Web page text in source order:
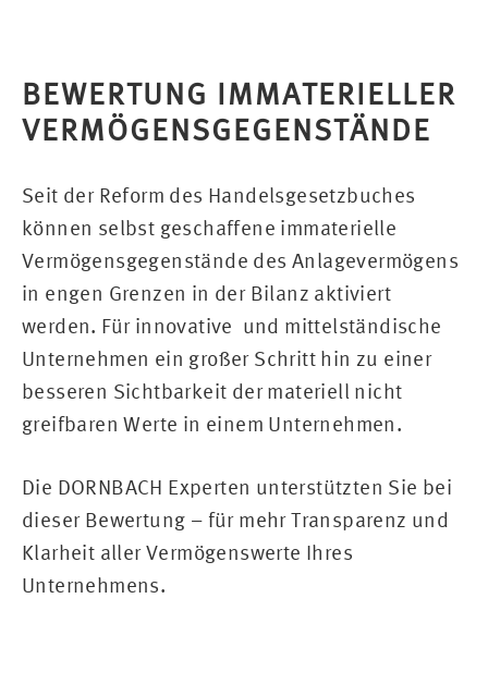
BEWERTUNG IMMATERIELLER
VERMÖGENSGEGENSTÄNDE
Seit der Reform des Handelsgesetzbuches
können selbst geschaffene immaterielle
Vermögensgegenstände des Anlagevermögens
in engen Grenzen in der Bilanz aktiviert
werden. Für innovative und mittelständische
Unternehmen ein großer Schritt hin zu einer
besseren Sichtbarkeit der materiell nicht
greifbaren Werte in einem Unternehmen.
Die DORNBACH Experten unterstützten Sie bei
dieser Bewertung – für mehr Transparenz und
Klarheit aller Vermögenswerte Ihres
Unternehmens.